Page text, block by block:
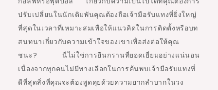
ปรับเปลี่ยนในนักเดิมพันคุณต้องถือเจ้ามือรับแทงที่ยิ่งใหญ่
ที่สุดในเวลาที่เหมาะสมเพื่อให้แนวคิดในการติดตั้งหรือบท
สนทนาเกี่ยวกับความเข้าใจของเขาเพื่อส่งต่อให้คุณ
ชนะ? นี่ไม่ใช่การยืนกรานที่ยอดเยี่ยมอย่างแน่นอน
เนื่องจากทุกคนไม่มีทางเลือกในการค้นพบเจ้ามือรับแทงที่
ดีที่สุดสิ่งที่คุณจะต้องพูดคุยด้วยความยากลำบากในวง